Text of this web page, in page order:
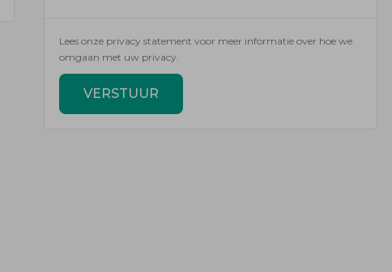
Lees onze privacy statement voor meer informatie over hoe we
omgaan met uw privacy.
VERSTUUR